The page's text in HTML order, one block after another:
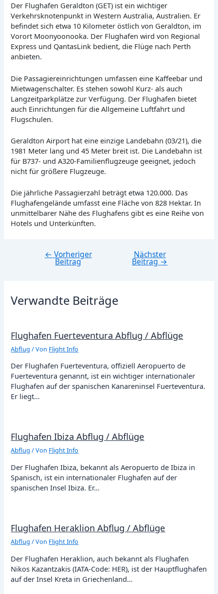
Der Flughafen Geraldton (GET) ist ein wichtiger
Verkehrsknotenpunkt in Western Australia, Australien. Er
befindet sich etwa 10 Kilometer östlich von Geraldton, im
Vorort Moonyoonooka. Der Flughafen wird von Regional
Express und QantasLink bedient, die Flüge nach Perth
anbieten.
Die Passagiereinrichtungen umfassen eine Kaffeebar und
Mietwagenschalter. Es stehen sowohl Kurz- als auch
Langzeitparkplätze zur Verfügung. Der Flughafen bietet
auch Einrichtungen für die Allgemeine Luftfahrt und
Flugschulen.
Geraldton Airport hat eine einzige Landebahn (03/21), die
1981 Meter lang und 45 Meter breit ist. Die Landebahn ist
für B737- und A320-Familienflugzeuge geeignet, jedoch
nicht für größere Flugzeuge.
Die jährliche Passagierzahl beträgt etwa 120.000. Das
Flughafengelände umfasst eine Fläche von 828 Hektar. In
unmittelbarer Nähe des Flughafens gibt es eine Reihe von
Hotels und Unterkünften.
Beitragsnavigation
← Vorheriger
Beitrag
Nächster
Beitrag→
Verwandte Beiträge
Flughafen Fuerteventura Abflug / Abflüge
Abflug / Von Flight Info
Der Flughafen Fuerteventura, offiziell Aeropuerto de
Fuerteventura genannt, ist ein wichtiger internationaler
Flughafen auf der spanischen Kanareninsel Fuerteventura.
Er liegt…
Flughafen Ibiza Abflug / Abflüge
Abflug / Von Flight Info
Der Flughafen Ibiza, bekannt als Aeropuerto de Ibiza in
Spanisch, ist ein internationaler Flughafen auf der
spanischen Insel Ibiza. Er…
Flughafen Heraklion Abflug / Abflüge
Abflug / Von Flight Info
Der Flughafen Heraklion, auch bekannt als Flughafen
Nikos Kazantzakis (IATA-Code: HER), ist der Hauptflughafen
auf der Insel Kreta in Griechenland…